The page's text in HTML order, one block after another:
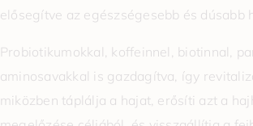
elősegítve az egészségesebb és dúsabb
Probiotikumokkal, koffeinnel, biotinnal,
aminosavakkal is gazdagítva, így
miközben táplálja a hajat, erősíti azt a